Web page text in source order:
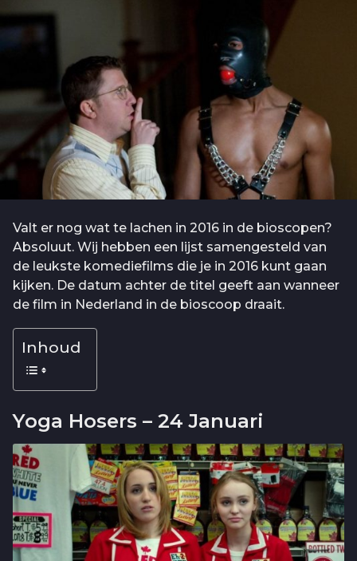
o
Valt er nog wat te lachen in 2016 in de bioscopen?
Absoluut. Wij hebben een lijst samengesteld van
de leukste komediefilms die je in 2016 kunt gaan
kijken. De datum achter de titel geeft aan wanneer
de film in Nederland in de bioscoop draait.
Inhoud
Yoga Hosers – 24 Januari